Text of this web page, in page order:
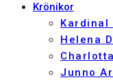
Krönikor
Kardinal
Helena
Junno